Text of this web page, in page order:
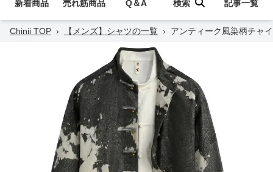
新着商品 売れ筋商品 Q＆A 検索 記事一覧
Chinii TOP › 【メンズ】シャツの一覧 › アンティーク風染柄チャ